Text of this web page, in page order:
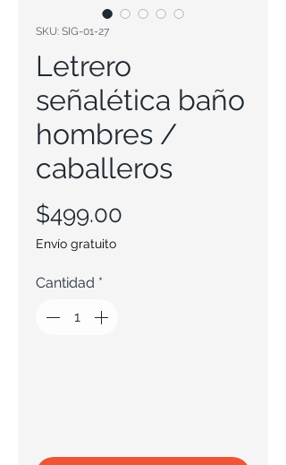
SKU: SIG-01-27
Letrero
señalética baño
hombres /
caballeros
$499.00
Envío gratuito
Cantidad *